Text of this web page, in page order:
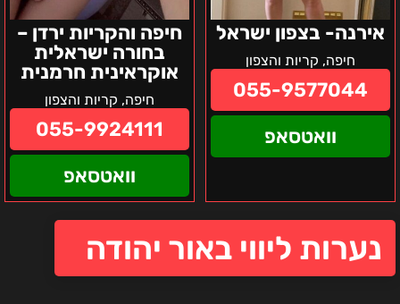
אירנה- בצפון ישראל
חיפה, קריות והצפון
055-9577044
וואטסאפ
חיפה והקריות ירדן –
בחורה ישראלית
אוקראינית חרמנית
חיפה, קריות והצפון
055-9924111
וואטסאפ
נערות ליווי באור יהודה